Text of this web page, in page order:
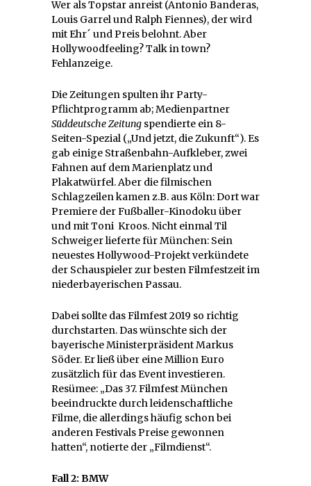
Wer als Topstar anreist (Antonio Banderas,
Louis Garrel und Ralph Fiennes), der wird
mit Ehr´ und Preis belohnt. Aber
Hollywoodfeeling? Talk in town?
Fehlanzeige.
Die Zeitungen spulten ihr Party-
Pflichtprogramm ab; Medienpartner
Süddeutsche Zeitung spendierte ein 8-
Seiten-Spezial („Und jetzt, die Zukunft“). Es
gab einige Straßenbahn-Aufkleber, zwei
Fahnen auf dem Marienplatz und
Plakatwürfel. Aber die filmischen
Schlagzeilen kamen z.B. aus Köln: Dort war
Premiere der Fußballer-Kinodoku über
und mit Toni Kroos. Nicht einmal Til
Schweiger lieferte für München: Sein
neuestes Hollywood-Projekt verkündete
der Schauspieler zur besten Filmfestzeit im
niederbayerischen Passau.
Dabei sollte das Filmfest 2019 so richtig
durchstarten. Das wünschte sich der
bayerische Ministerpräsident Markus
Söder. Er ließ über eine Million Euro
zusätzlich für das Event investieren.
Resümee: „Das 37. Filmfest München
beeindruckte durch leidenschaftliche
Filme, die allerdings häufig schon bei
anderen Festivals Preise gewonnen
hatten“, notierte der „Filmdienst“.
Fall 2: BMW